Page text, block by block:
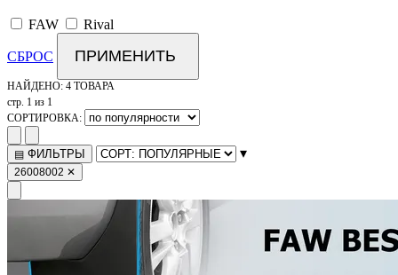
FAW Rival
СБРОС ПРИМЕНИТЬ
НАЙДЕНО: 4 ТОВАРА
стр. 1 из 1
СОРТИРОВКА:
▤ ФИЛЬТРЫ ▾
26008002 ✕